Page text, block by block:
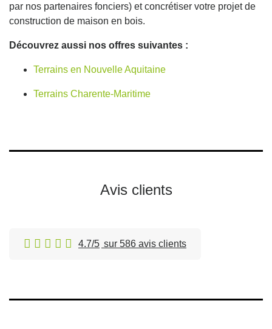
par nos partenaires fonciers) et concrétiser votre projet de
construction de maison en bois.
Découvrez aussi nos offres suivantes :
Terrains en Nouvelle Aquitaine
Terrains Charente-Maritime
Avis clients
4.7/5 sur 586 avis clients